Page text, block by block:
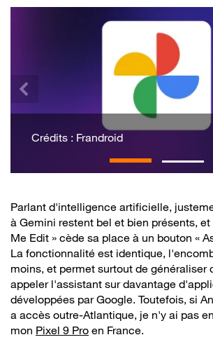
Crédits : Frandroid
Parlant d'intelligence artificielle,
à Gemini restent bel et bien présents,
Me Edit » cède sa place à un bouton «
La fonctionnalité est identique,
moins, et permet surtout de généraliser
appeler l'assistant sur davantage
développées par Google. Toutefois, si
a accès outre-Atlantique, je n'y ai pas
mon Pixel 9 Pro en France.